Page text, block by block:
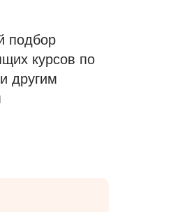
подбор
курсов по
другим